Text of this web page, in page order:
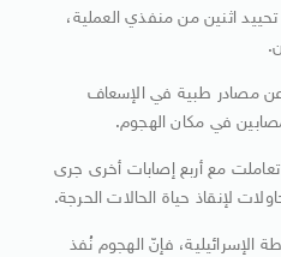
اثنين من منفذي العملية،
عن مصادر طبية في الإسعاف
في مكان الهجوم.
مع أربع إصابات أخرى جرى
لإنقاذ حياة الحالات الحرجة.
الإسرائيلية، فإنّ الهجوم نُفذ